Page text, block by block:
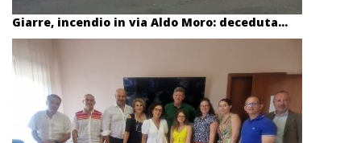
Giarre, incendio in via Aldo Moro: deceduta...